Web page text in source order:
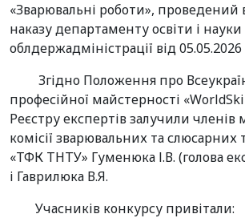
«Зварювальні роботи», проведений
наказу департаменту освіти і науки
облдержадміністрації від
Згідно Положення про
професійної майстерності
Реєстру експертів залучили членів
комісії зварювальних та слюсарних
«ТФК ТНТУ» Гуменюка І.В. (голова
і Гаврилюка В.Я.
Учасників конкурсу привітали: